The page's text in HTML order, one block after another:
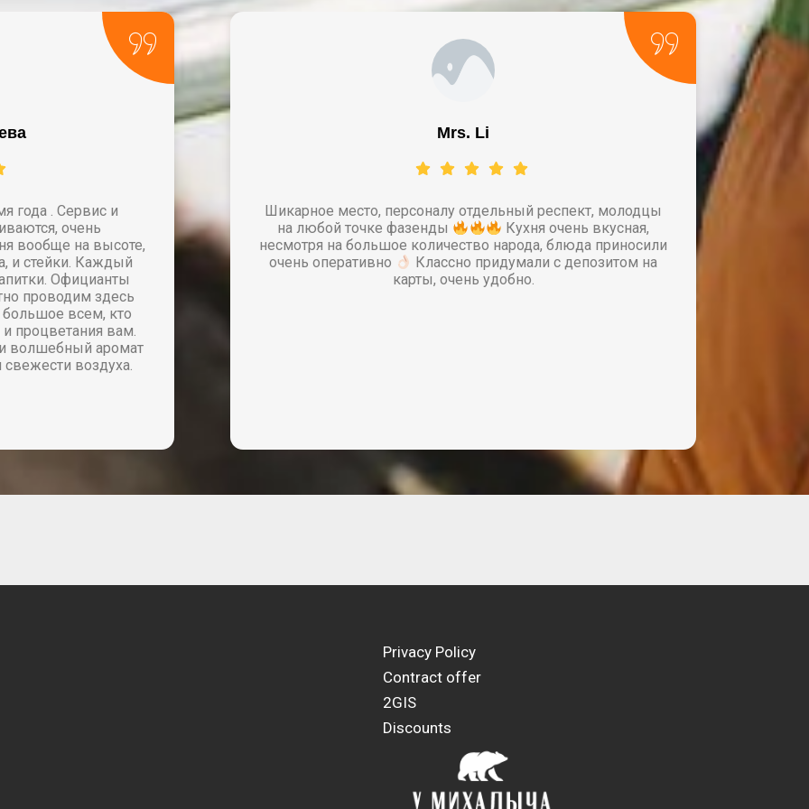
отдельный респект, молодцы
Кухня очень вкусная,
количество народа, блюда приносили
Классно придумали с депозитом на
карты, очень удобно.
Хочу поделиться своим мнением, побывал во многих
местах с красивым видом и на этом история заканчивалась.
Коллега подсказала, посетить фазенду. Честно, был
удивлен. Начиная с момента созвона с менеджером, и
заканчивая последним днем на данной локации. Само
Privacy Policy
Contract offer
2GIS
Discounts